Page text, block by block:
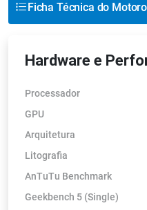
Ficha Técnica do
Hardware e
Processador
GPU
Arquitetura
Litografia
AnTuTu Benchmark
Geekbench 5 (Single)